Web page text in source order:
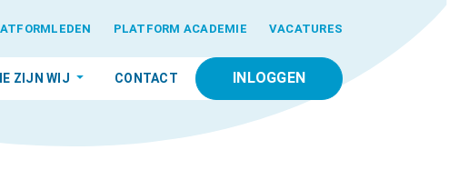
PLATFORM ACADEMIE VACATURES
ZIJN WIJ CONTACT INLOGGEN